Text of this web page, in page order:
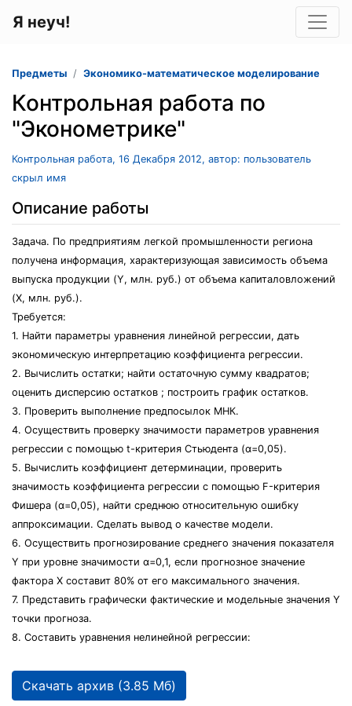
Я неуч!
Предметы Экономико-математическое моделирование
Контрольная работа по
"Эконометрике"
Контрольная работа, 16 Декабря 2012, автор: пользователь
скрыл имя
Описание работы
Задача. По предприятиям легкой промышленности региона
получена информация, характеризующая зависимость объема
выпуска продукции (Y, млн. руб.) от объема капиталовложений
(X, млн. руб.).
Требуется:
1. Найти параметры уравнения линейной регрессии, дать
экономическую интерпретацию коэффициента регрессии.
2. Вычислить остатки; найти остаточную сумму квадратов;
оценить дисперсию остатков ; построить график остатков.
3. Проверить выполнение предпосылок МНК.
4. Осуществить проверку значимости параметров уравнения
регрессии с помощью t-критерия Стьюдента (α=0,05).
5. Вычислить коэффициент детерминации, проверить
значимость коэффициента регрессии с помощью F-критерия
Фишера (α=0,05), найти среднюю относительную ошибку
аппроксимации. Сделать вывод о качестве модели.
6. Осуществить прогнозирование среднего значения показателя
Y при уровне значимости α=0,1, если прогнозное значение
фактора X составит 80% от его максимального значения.
7. Представить графически фактические и модельные значения Y
точки прогноза.
8. Составить уравнения нелинейной регрессии:
Скачать архив (3.85 Мб)